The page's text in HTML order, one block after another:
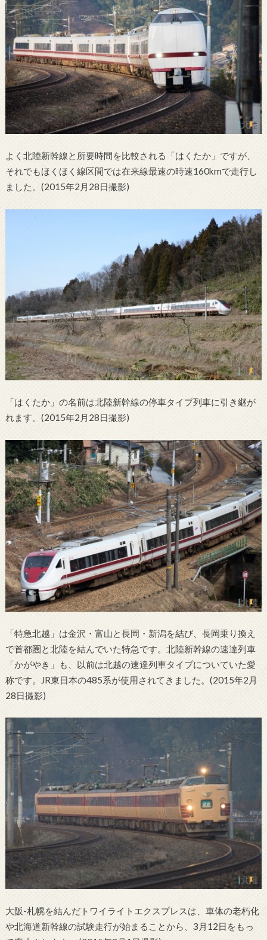
よく北陸新幹線と所要時間を比較される「はくたか」ですが、
それでもほくほく線区間では在来線最速の時速160kmで走行し
ました。(2015年2月28日撮影)
「はくたか」の名前は北陸新幹線の停車タイプ列車に引き継が
れます。(2015年2月28日撮影)
「特急北越」は金沢・富山と長岡・新潟を結び、長岡乗り換え
で首都圏と北陸を結んでいた特急です。北陸新幹線の速達列車
「かがやき」も、以前は北越の速達列車タイプについていた愛
称です。JR東日本の485系が使用されてきました。(2015年2月
28日撮影)
大阪-札幌を結んだトワイライトエクスプレスは、車体の老朽化
や北海道新幹線の試験走行が始まることから、3月12日をもっ